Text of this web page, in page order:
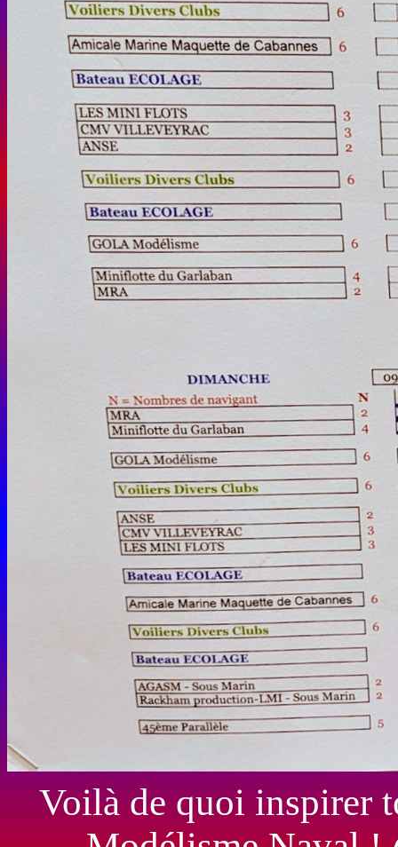
Voilà de quoi inspirer